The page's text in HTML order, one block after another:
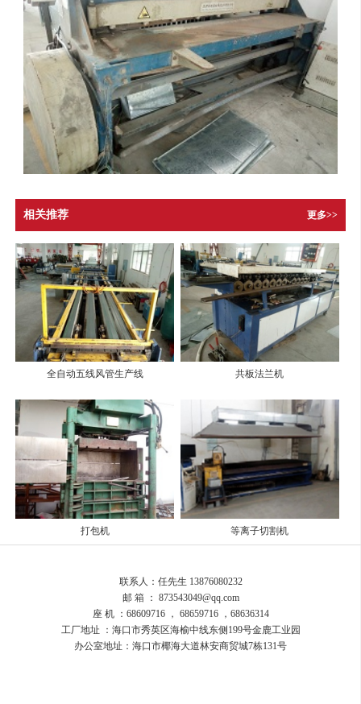
相关推荐 更多>>
全自动五线风管生产线 共板法兰机
打包机 等离子切割机
联系人：任先生 13876080232
邮 箱 ： 873543049@qq.com
座 机 ：68609716 ， 68659716 ，68636314
工厂地址 ：海口市秀英区海榆中线东侧199号金鹿工业园
办公室地址：海口市椰海大道林安商贸城7栋131号